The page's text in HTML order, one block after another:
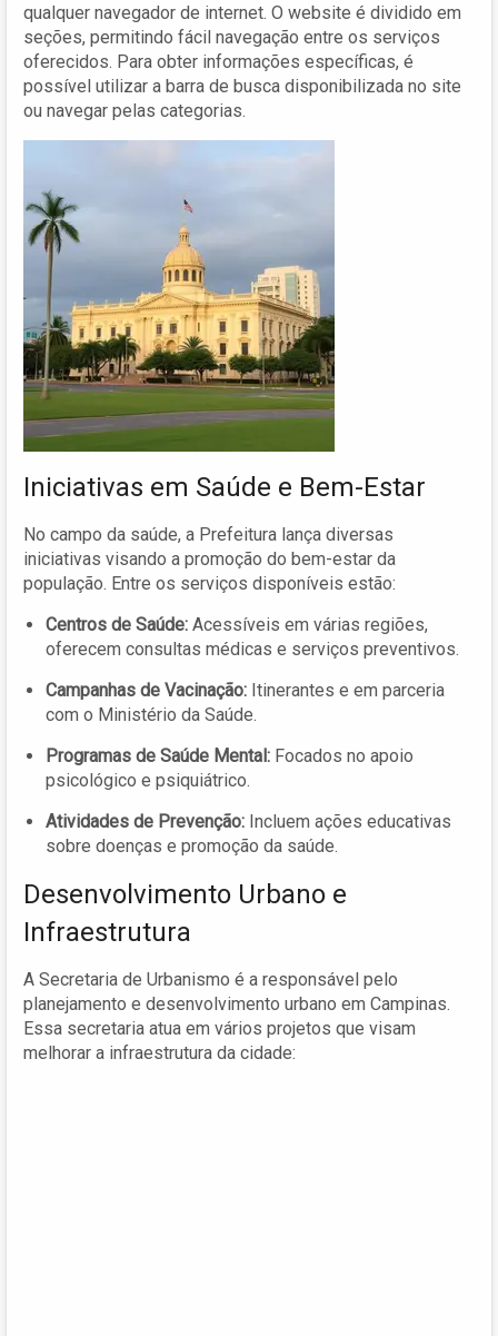
qualquer navegador de internet. O website é dividido em
seções, permitindo fácil navegação entre os serviços
oferecidos. Para obter informações específicas, é
possível utilizar a barra de busca disponibilizada no site
ou navegar pelas categorias.
Iniciativas em Saúde e Bem-Estar
No campo da saúde, a Prefeitura lança diversas
iniciativas visando a promoção do bem-estar da
população. Entre os serviços disponíveis estão:
Centros de Saúde: Acessíveis em várias regiões,
oferecem consultas médicas e serviços preventivos.
Campanhas de Vacinação: Itinerantes e em parceria
com o Ministério da Saúde.
Programas de Saúde Mental: Focados no apoio
psicológico e psiquiátrico.
Atividades de Prevenção: Incluem ações educativas
sobre doenças e promoção da saúde.
Desenvolvimento Urbano e
Infraestrutura
A Secretaria de Urbanismo é a responsável pelo
planejamento e desenvolvimento urbano em Campinas.
Essa secretaria atua em vários projetos que visam
melhorar a infraestrutura da cidade: